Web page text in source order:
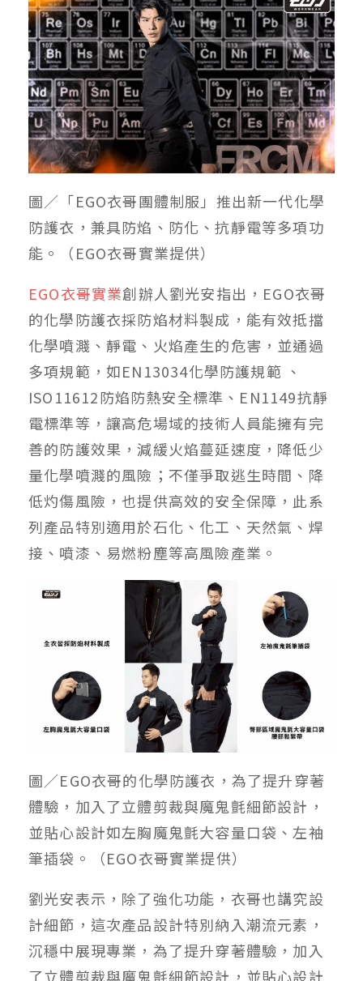
圖／「EGO衣哥團體制服」推出新一代化學
防護衣，兼具防焰、防化、抗靜電等多項功
能。（EGO衣哥實業提供）
EGO衣哥實業創辦人劉光安指出，EGO衣哥
的化學防護衣採防焰材料製成，能有效抵擋
化學噴濺、靜電、火焰產生的危害，並通過
多項規範，如EN13034化學防護規範 、
ISO11612防焰防熱安全標準、EN1149抗靜
電標準等，讓高危場域的技術人員能擁有完
善的防護效果，減緩火焰蔓延速度，降低少
量化學噴濺的風險；不僅爭取逃生時間、降
低灼傷風險，也提供高效的安全保障，此系
列產品特別適用於石化、化工、天然氣、焊
接、噴漆、易燃粉塵等高風險產業。
圖／EGO衣哥的化學防護衣，為了提升穿著
體驗，加入了立體剪裁與魔鬼氈細節設計，
並貼心設計如左胸魔鬼氈大容量口袋、左袖
筆插袋。（EGO衣哥實業提供）
劉光安表示，除了強化功能，衣哥也講究設
計細節，這次產品設計特別納入潮流元素，
沉穩中展現專業，為了提升穿著體驗，加入
了立體剪裁與魔鬼氈細節設計，並貼心設計